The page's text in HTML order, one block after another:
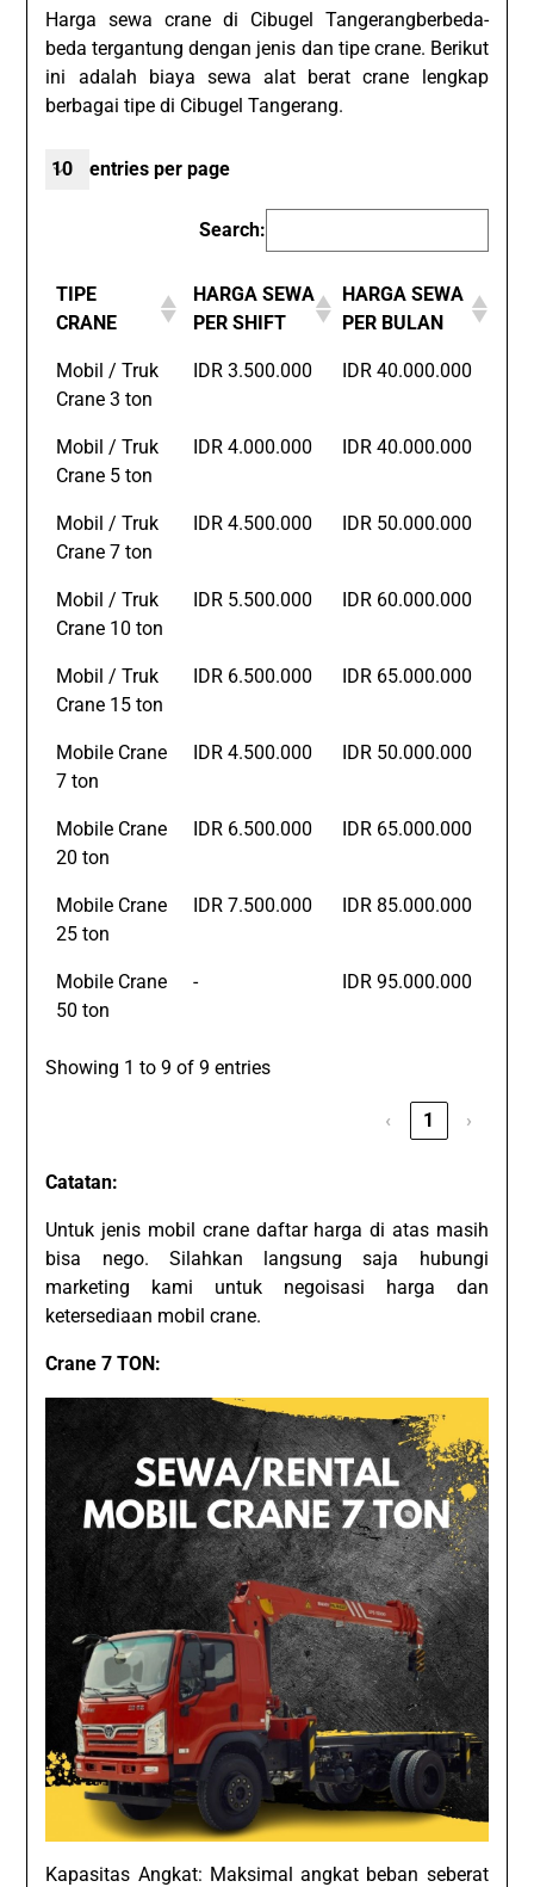
Harga sewa crane di Cibugel Tangerangberbeda-
beda tergantung dengan jenis dan tipe crane. Berikut
ini adalah biaya sewa alat berat crane lengkap
berbagai tipe di Cibugel Tangerang.
entries per page
Search:
TIPE
CRANE
HARGA SEWA
PER SHIFT
HARGA SEWA
PER BULAN
Mobil / Truk
Crane 3 ton
IDR 3.500.000 IDR 40.000.000
Mobil / Truk
Crane 5 ton
IDR 4.000.000 IDR 40.000.000
Mobil / Truk
Crane 7 ton
IDR 4.500.000 IDR 50.000.000
Mobil / Truk
Crane 10 ton
IDR 5.500.000 IDR 60.000.000
Mobil / Truk
Crane 15 ton
IDR 6.500.000 IDR 65.000.000
Mobile Crane
7 ton
IDR 4.500.000 IDR 50.000.000
Mobile Crane
20 ton
IDR 6.500.000 IDR 65.000.000
Mobile Crane
25 ton
IDR 7.500.000 IDR 85.000.000
Mobile Crane
50 ton
- IDR 95.000.000
Showing 1 to 9 of 9 entries
‹ 1 ›
Catatan:
Untuk jenis mobil crane daftar harga di atas masih
bisa nego. Silahkan langsung saja hubungi
marketing kami untuk negoisasi harga dan
ketersediaan mobil crane.
Crane 7 TON:
Kapasitas Angkat: Maksimal angkat beban seberat